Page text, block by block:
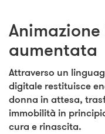
aumentata
Attraverso un
digitale restituisce
donna in attesa,
immobilità in
cura e rinascita.